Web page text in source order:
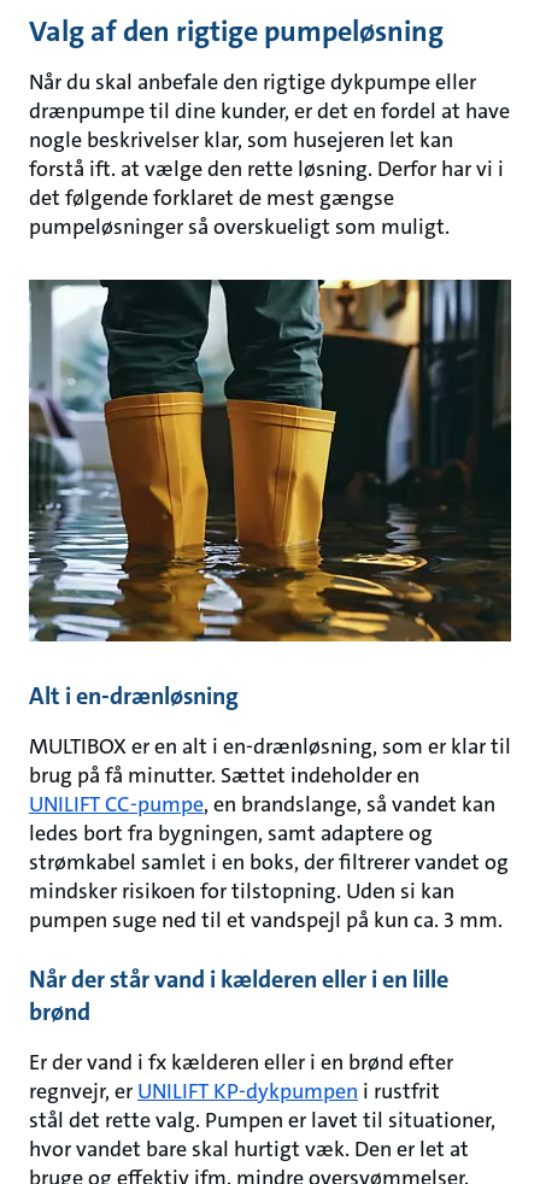
Valg af den rigtige pumpeløsning
Når du skal anbefale den rigtige dykpumpe eller
drænpumpe til dine kunder, er det en fordel at have
nogle beskrivelser klar, som husejeren let kan
forstå ift. at vælge den rette løsning. Derfor har vi i
det følgende forklaret de mest gængse
pumpeløsninger så overskueligt som muligt.
Alt i en-drænløsning
MULTIBOX er en alt i en-drænløsning, som er klar til
brug på få minutter. Sættet indeholder en
UNILIFT CC-pumpe, en brandslange, så vandet kan
ledes bort fra bygningen, samt adaptere og
strømkabel samlet i en boks, der filtrerer vandet og
mindsker risikoen for tilstopning. Uden si kan
pumpen suge ned til et vandspejl på kun ca. 3 mm.
Når der står vand i kælderen eller i en lille
brønd
Er der vand i fx kælderen eller i en brønd efter
regnvejr, er UNILIFT KP-dykpumpen i rustfrit
stål det rette valg. Pumpen er lavet til situationer,
hvor vandet bare skal hurtigt væk. Den er let at
bruge og effektiv ifm. mindre oversvømmelser.